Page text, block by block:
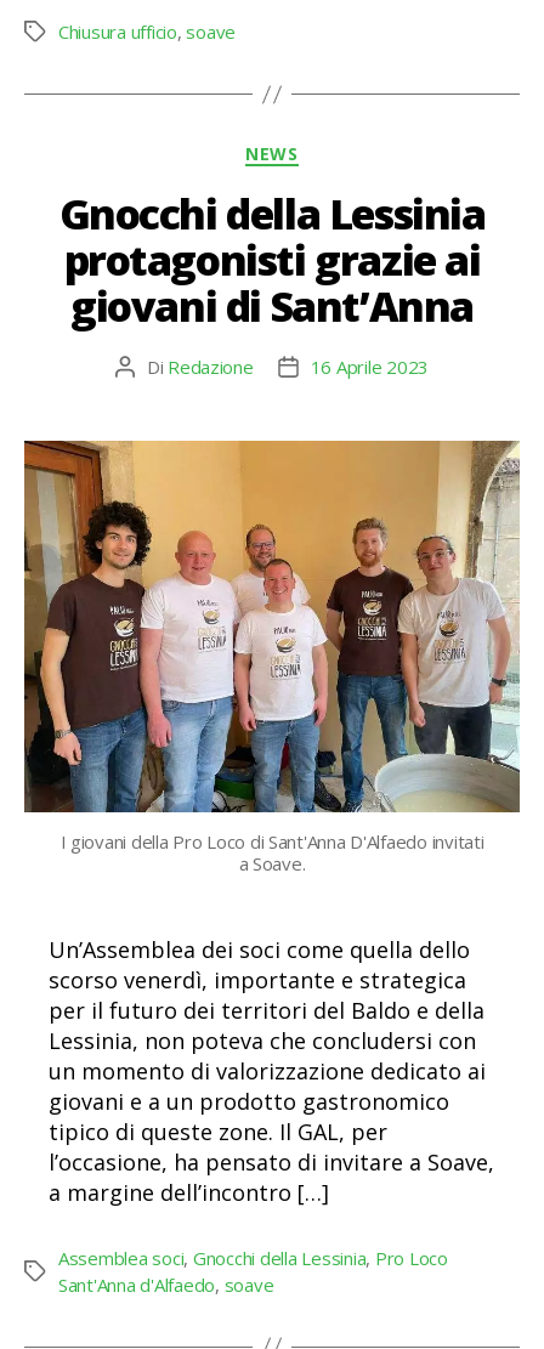
Tag Chiusura ufficio,soave
Categorie
NEWS
Gnocchi della Lessinia
protagonisti grazie ai
giovani di Sant’Anna
Autore
Di Redazione
Data16 Aprile 2023
I giovani della Pro Loco di Sant'Anna D'Alfaedo invitati
a Soave.
Un’Assemblea dei soci come quella dello
scorso venerdì, importante e strategica
per il futuro dei territori del Baldo e della
Lessinia, non poteva che concludersi con
un momento di valorizzazione dedicato ai
giovani e a un prodotto gastronomico
tipico di queste zone. Il GAL, per
l’occasione, ha pensato di invitare a Soave,
a margine dell’incontro […]
Tag
Assemblea soci, Gnocchi della Lessinia, Pro Loco
Sant'Anna d'Alfaedo, soave